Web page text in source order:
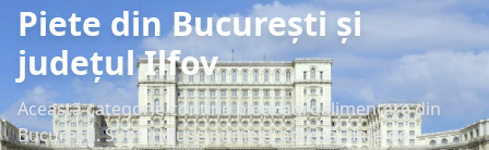
Piete din București și
județul Ilfov
Această categorie conține piețe agroalimentare din
București. Sunt incluse numele, adresa, date de